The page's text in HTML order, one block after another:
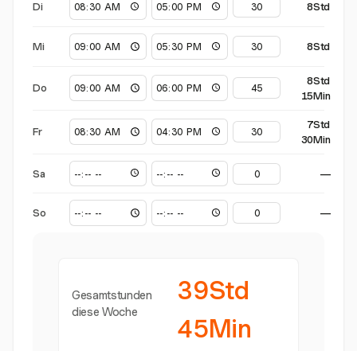
Di 8Std
Mi 8Std
Do
8Std
15Min
Fr
7Std
30Min
Sa —
So —
Gesamtstunden
diese Woche
39Std
45Min